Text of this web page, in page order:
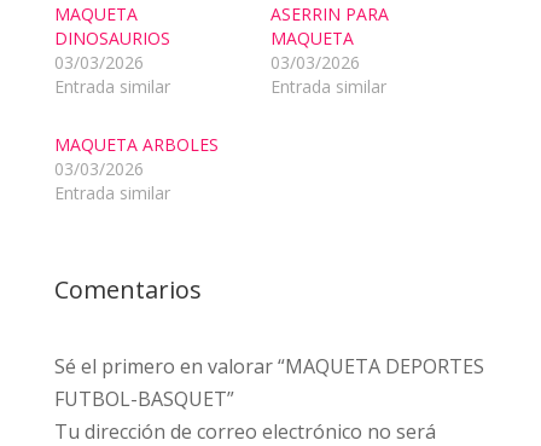
MAQUETA
DINOSAURIOS
03/03/2026
Entrada similar
ASERRIN PARA
MAQUETA
03/03/2026
Entrada similar
MAQUETA ARBOLES
03/03/2026
Entrada similar
Comentarios
Sé el primero en valorar “MAQUETA DEPORTES
FUTBOL-BASQUET”
Tu dirección de correo electrónico no será